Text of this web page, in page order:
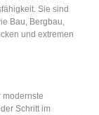
Sie sind
Bau, Bergbau,
und extremen
modernste
Schritt im